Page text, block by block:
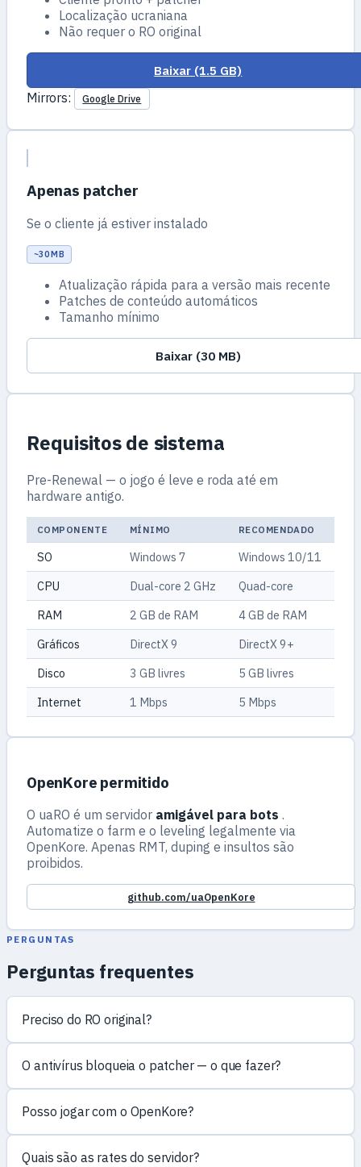
Localização ucraniana
Não requer o RO original
Baixar (1.5 GB)
Mirrors:
Google Drive
Apenas patcher
Se o cliente já estiver instalado
~30 MB
Atualização rápida para a versão mais recente
Patches de conteúdo automáticos
Tamanho mínimo
Baixar (30 MB)
Requisitos de sistema
Pre-Renewal — o jogo é leve e roda até em
hardware antigo.
COMPONENTE MÍNIMO RECOMENDADO
SO Windows 7
Windows 10/11
CPU
Dual-core 2 GHz
Quad-core
RAM
2 GB de RAM
4 GB de RAM
Gráficos
DirectX 9
DirectX 9+
Disco
3 GB livres
5 GB livres
Internet
1 Mbps 5 Mbps
OpenKore permitido
O uaRO é um servidor amigável para bots .
Automatize o farm e o leveling legalmente via
OpenKore. Apenas RMT, duping e insultos são
proibidos.
github.com/uaOpenKore
PERGUNTAS
Perguntas frequentes
Preciso do RO original?
O antivírus bloqueia o patcher — o que fazer?
Posso jogar com o OpenKore?
Quais são as rates do servidor?